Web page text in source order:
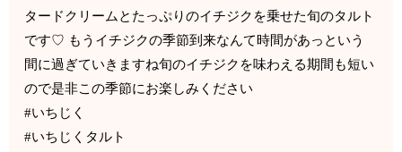
タードクリームとたっぷりのイチジクを乗せた旬のタルト
です♡ もうイチジクの季節到来なんて時間があっという
間に過ぎていきますね旬のイチジクを味わえる期間も短い
ので是非この季節にお楽しみください
#いちじく
#いちじくタルト